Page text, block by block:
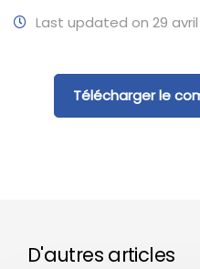
Last updated on 29 avril
Télécharger le
D'autres articles